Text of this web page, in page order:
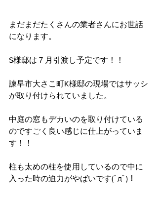
まだまだたくさんの業者さんにお世話
になります。
S様邸は７月引渡し予定です！！
諫早市大さこ町K様邸の現場ではサッシ
が取り付けられていました。
中庭の窓もデカいのを取り付けている
のですごく良い感じに仕上がっていま
す！！
柱も太めの柱を使用しているので中に
入った時の迫力がやばいです(ﾟдﾟ)！